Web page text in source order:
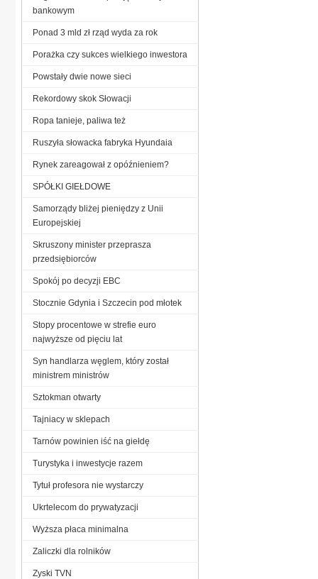
bankowym
Ponad 3 mld zł rząd wyda za rok
Porażka czy sukces wielkiego inwestora
Powstały dwie nowe sieci
Rekordowy skok Słowacji
Ropa tanieje, paliwa też
Ruszyła słowacka fabryka Hyundaia
Rynek zareagował z opóźnieniem?
SPÓŁKI GIEŁDOWE
Samorządy bliżej pieniędzy z Unii
Europejskiej
Skruszony minister przeprasza
przedsiębiorców
Spokój po decyzji EBC
Stocznie Gdynia i Szczecin pod młotek
Stopy procentowe w strefie euro
najwyższe od pięciu lat
Syn handlarza węglem, który został
ministrem ministrów
Sztokman otwarty
Tajniacy w sklepach
Tarnów powinien iść na giełdę
Turystyka i inwestycje razem
Tytuł profesora nie wystarczy
Ukrtelecom do prywatyzacji
Wyższa płaca minimalna
Zaliczki dla rolników
Zyski TVN